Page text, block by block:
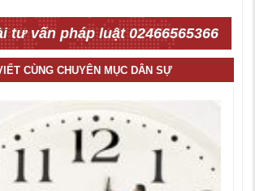
tư vấn pháp luật 02466565366
CÙNG CHUYÊN MỤC DÂN SỰ